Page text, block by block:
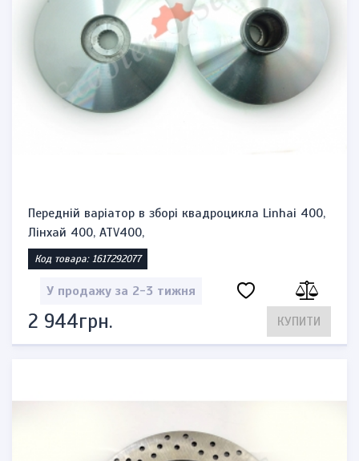
Передній варіатор в зборі квадроцикла Linhai 400,
Лінхай 400, ATV400,
Код товара: 1617292077
У продажу за 2-3 тижня
2 944грн. КУПИТИ